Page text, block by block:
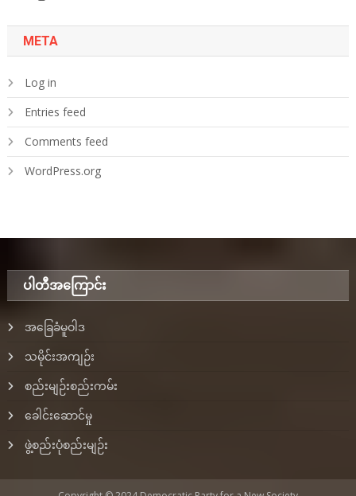
META
Log in
Entries feed
Comments feed
WordPress.org
ပါတီအ‌ကြောင်း
အခြေခံမူဝါဒ
သမိုင်းအကျဉ်း
စည်းမျဉ်းစည်းကမ်း
ခေါင်းဆောင်မှု
ဖွဲ့စည်းပုံစည်းမျဉ်း